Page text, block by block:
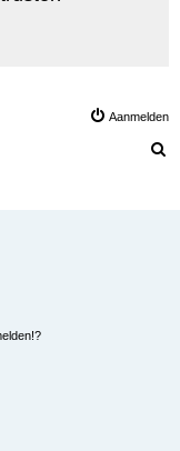
Aanmelden